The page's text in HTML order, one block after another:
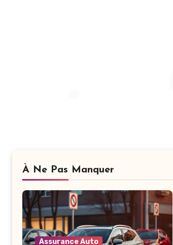
À Ne Pas Manquer
Assurance Auto